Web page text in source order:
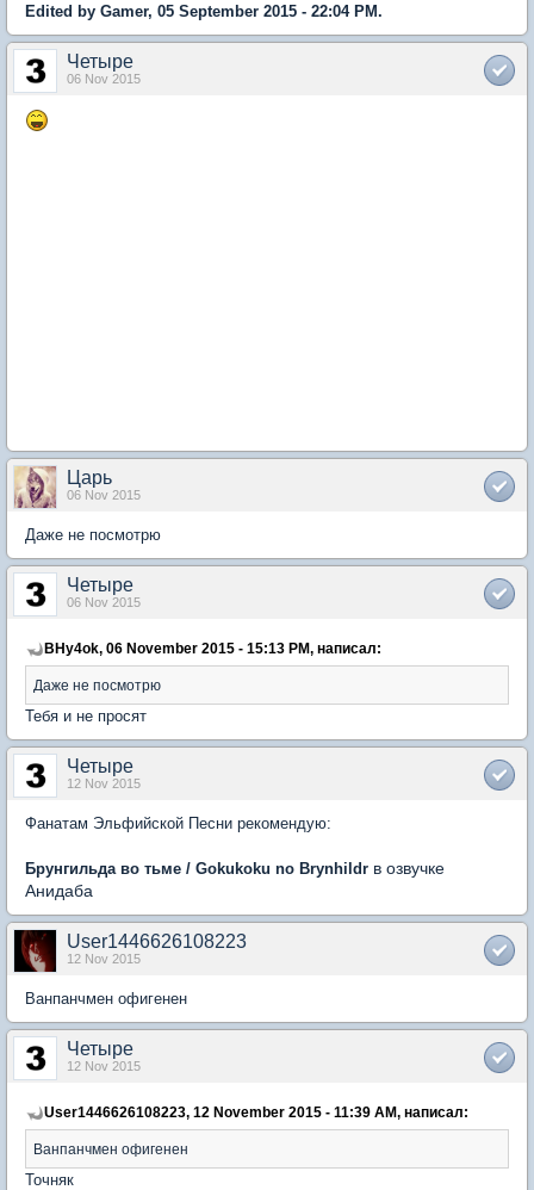
Edited by Gamer, 05 September 2015 - 22:04 PM.
Четыре
06 Nov 2015
Царь
06 Nov 2015
Даже не посмотрю
Четыре
06 Nov 2015
BHy4ok, 06 November 2015 - 15:13 PM, написал:
Даже не посмотрю
Тебя и не просят
Четыре
12 Nov 2015
Фанатам Эльфийской Песни рекомендую:
Брунгильда во тьме / Gokukoku no Brynhildr в озвучке
Анидаба
User1446626108223
12 Nov 2015
Ванпанчмен офигенен
Четыре
12 Nov 2015
User1446626108223, 12 November 2015 - 11:39 AM, написал:
Ванпанчмен офигенен
Точняк